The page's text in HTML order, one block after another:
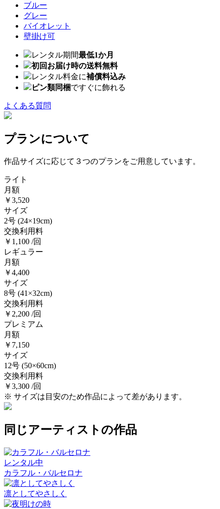
ブルー
グレー
バイオレット
壁掛け可
レンタル期間最低1か月
初回お届け時の送料無料
レンタル料金に補償料込み
ピン類同梱ですぐに飾れる
よくある質問
プランについて
作品サイズに応じて３つのプランをご用意しています。
ライト
月額
￥3,520
サイズ
2号 (24×19cm)
交換利用料
￥1,100 /回
レギュラー
月額
￥4,400
サイズ
8号 (41×32cm)
交換利用料
￥2,200 /回
プレミアム
月額
￥7,150
サイズ
12号 (50×60cm)
交換利用料
￥3,300 /回
※ サイズは目安のため作品によって差があります。
同じアーティストの作品
レンタル中
カラフル・バルセロナ
凛としてやさしく